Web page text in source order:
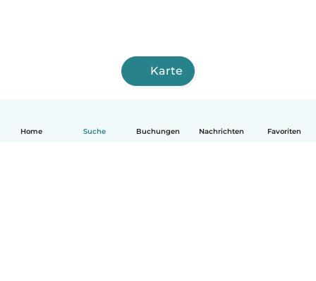
Home Suche Buchungen Nachrichten Favoriten
Karte